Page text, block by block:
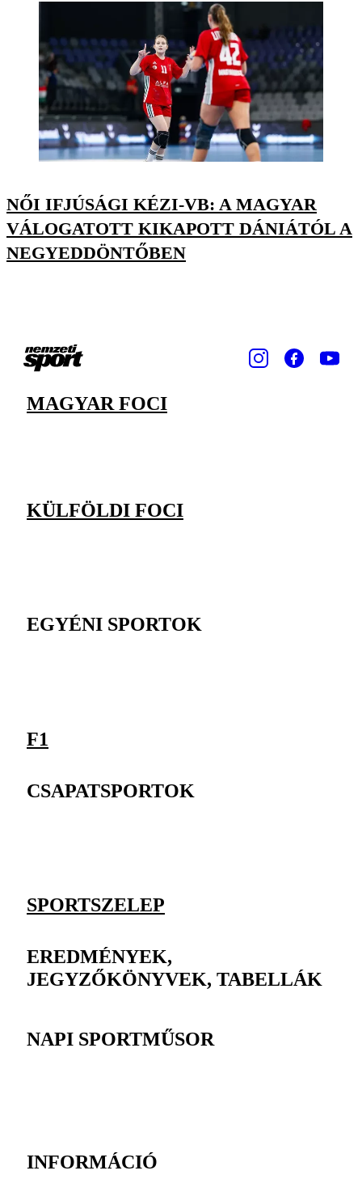
NŐI IFJÚSÁGI KÉZI-VB: A MAGYAR
VÁLOGATOTT KIKAPOTT DÁNIÁTÓL A
NEGYEDDÖNTŐBEN
MAGYAR FOCI
KÜLFÖLDI FOCI
EGYÉNI SPORTOK
F1
CSAPATSPORTOK
SPORTSZELEP
EREDMÉNYEK,
JEGYZŐKÖNYVEK, TABELLÁK
NAPI SPORTMŰSOR
INFORMÁCIÓ